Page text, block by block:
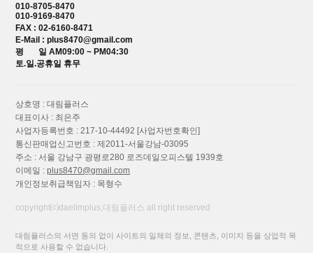
010-8705-8470
010-9169-8470
FAX : 02-6160-8471
E-Mail : plus8470@gmail.com
평 일 AM09:00 ~ PM04:30
토.일.공휴일 휴무
상호명 : 대림플러스
대표이사 : 최은주
사업자등록번호 : 217-10-44492 [사업자번호확인]
통신판매업신고번호 : 제2011-서울강남-03095
주소 : 서울 강남구 광평로280 로즈데일오피스텔 1939호
이메일 :plus8470@gmail.com
개인정보취급책임자 : 목형수
copyright⒞daelimplus,대림플러스 all right reserved
대림플러스의 서면 동의 없이 사이트의 일체의 정보, 콘텐츠, 이미지 등을 상업적 목
적으로 사용할 수 없습니다.